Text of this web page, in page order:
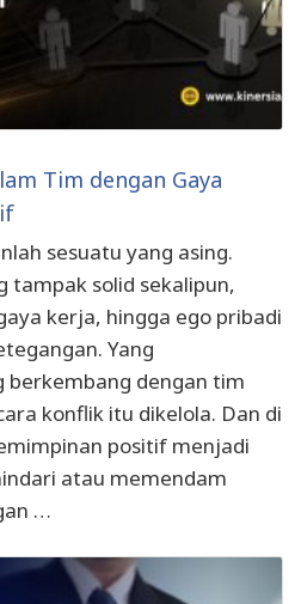
Tim dengan Gaya
sesuatu yang asing.
tampak solid sekalipun,
kerja, hingga ego pribadi
Yang
berkembang dengan tim
konflik itu dikelola. Dan di
positif menjadi
atau memendam
…